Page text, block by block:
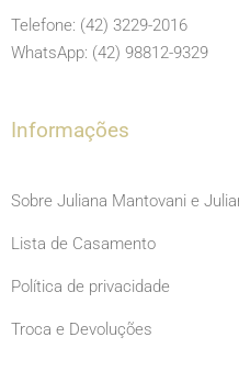
o
o
g
r
m
b
e
Telefone: (42) 3229-2016
WhatsApp: (42) 98812-9329
Informações
Sobre Juliana Mantovani e
Lista de Casamento
Política de privacidade
Troca e Devoluções